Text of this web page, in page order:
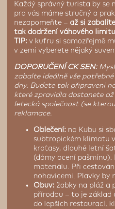
Každý správný turista by se
pro vás máme stručný a
nezapomeňte – až si
tak dodržení váhového
TIP: v kufru si samozřejmě
v zemi vyberete nějaký
DOPORUČENÍ CK SEN:
zabalte ideálně vše
dny. Budete tak připraveni
které zpravidla dostanete
letecká společnost (se
reklamace.
Oblečení: na Kubu si
subtropickém klimatu
kraťasy, dlouhé letní
(dámy ocení
materiálu. Při
nohavicemi. Plavky by
Obuv: žabky na pláž a
přírodou – to je základ
do lepších restaurací,